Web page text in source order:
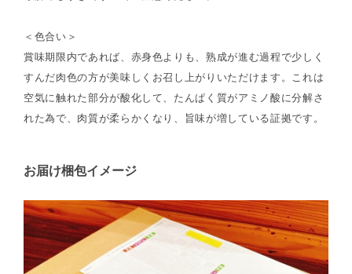
＜色合い＞
賞味期限内であれば、赤身色よりも、熟成が進む過程で少しく
すんだ肉色の方が美味しくお召し上がりいただけます。これは
空気に触れた部分が酸化して、たんぱく質がアミノ酸に分解さ
れた為で、肉質が柔らかくなり、旨味が増している証拠です。
お届け梱包イメージ